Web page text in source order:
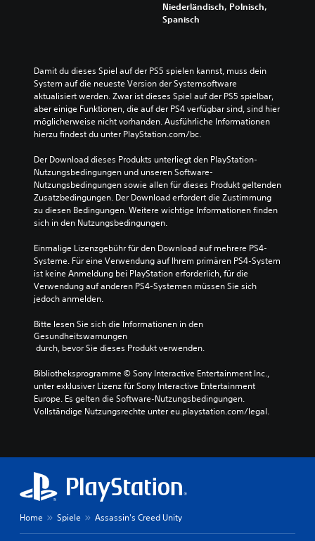
Niederländisch, Polnisch,
Spanisch
Damit du dieses Spiel auf der PS5 spielen kannst, muss dein
System auf die neueste Version der Systemsoftware
aktualisiert werden. Zwar ist dieses Spiel auf der PS5 spielbar,
aber einige Funktionen, die auf der PS4 verfügbar sind, sind hier
möglicherweise nicht vorhanden. Ausführliche Informationen
hierzu findest du unter PlayStation.com/bc.
Der Download dieses Produkts unterliegt den PlayStation-
Nutzungsbedingungen und unseren Software-
Nutzungsbedingungen sowie allen für dieses Produkt geltenden
Zusatzbedingungen. Der Download erfordert die Zustimmung
zu diesen Bedingungen. Weitere wichtige Informationen finden
sich in den Nutzungsbedingungen.
Einmalige Lizenzgebühr für den Download auf mehrere PS4-
Systeme. Für eine Verwendung auf Ihrem primären PS4-System
ist keine Anmeldung bei PlayStation erforderlich, für die
Verwendung auf anderen PS4-Systemen müssen Sie sich
jedoch anmelden.
Bitte lesen Sie sich die Informationen in den
Gesundheitswarnungen
durch, bevor Sie dieses Produkt verwenden.
Bibliotheksprogramme © Sony Interactive Entertainment Inc.,
unter exklusiver Lizenz für Sony Interactive Entertainment
Europe. Es gelten die Software-Nutzungsbedingungen.
Vollständige Nutzungsrechte unter eu.playstation.com/legal.
Home Spiele Assassin's Creed Unity